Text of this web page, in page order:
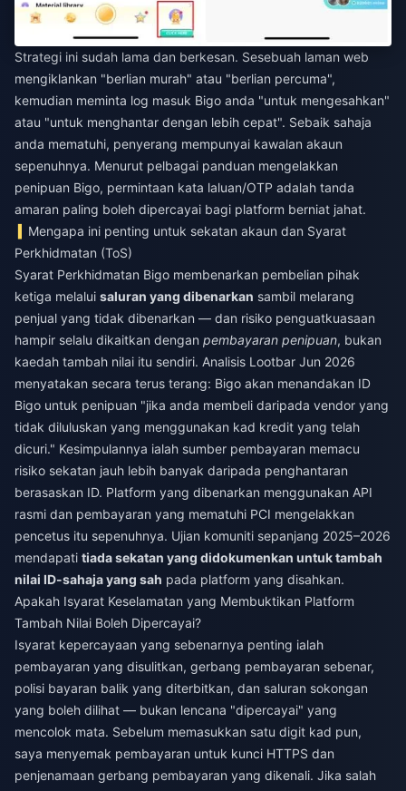
Strategi ini sudah lama dan berkesan. Sesebuah laman web
mengiklankan "berlian murah" atau "berlian percuma",
kemudian meminta log masuk Bigo anda "untuk mengesahkan"
atau "untuk menghantar dengan lebih cepat". Sebaik sahaja
anda mematuhi, penyerang mempunyai kawalan akaun
sepenuhnya. Menurut pelbagai panduan mengelakkan
penipuan Bigo, permintaan kata laluan/OTP adalah tanda
amaran paling boleh dipercayai bagi platform berniat jahat.
Mengapa ini penting untuk sekatan akaun dan Syarat
Perkhidmatan (ToS)
Syarat Perkhidmatan Bigo membenarkan pembelian pihak
ketiga melalui saluran yang dibenarkan sambil melarang
penjual yang tidak dibenarkan — dan risiko penguatkuasaan
hampir selalu dikaitkan dengan pembayaran penipuan, bukan
kaedah tambah nilai itu sendiri. Analisis Lootbar Jun 2026
menyatakan secara terus terang: Bigo akan menandakan ID
Bigo untuk penipuan "jika anda membeli daripada vendor yang
tidak diluluskan yang menggunakan kad kredit yang telah
dicuri." Kesimpulannya ialah sumber pembayaran memacu
risiko sekatan jauh lebih banyak daripada penghantaran
berasaskan ID. Platform yang dibenarkan menggunakan API
rasmi dan pembayaran yang mematuhi PCI mengelakkan
pencetus itu sepenuhnya. Ujian komuniti sepanjang 2025–2026
mendapati tiada sekatan yang didokumenkan untuk tambah
nilai ID-sahaja yang sah pada platform yang disahkan.
Apakah Isyarat Keselamatan yang Membuktikan Platform
Tambah Nilai Boleh Dipercayai?
Isyarat kepercayaan yang sebenarnya penting ialah
pembayaran yang disulitkan, gerbang pembayaran sebenar,
polisi bayaran balik yang diterbitkan, dan saluran sokongan
yang boleh dilihat — bukan lencana "dipercayai" yang
mencolok mata. Sebelum memasukkan satu digit kad pun,
saya menyemak pembayaran untuk kunci HTTPS dan
penjenamaan gerbang pembayaran yang dikenali. Jika salah